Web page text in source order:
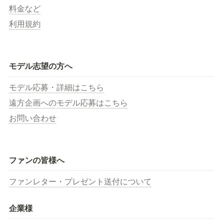
料金など
利用規約
モデル志望の方へ
モデル応募・詳細はこちら
遠方企画へのモデル応募はこちら
お問い合わせ
ファンの皆様へ
ファンレター・プレゼント送付について
企業様